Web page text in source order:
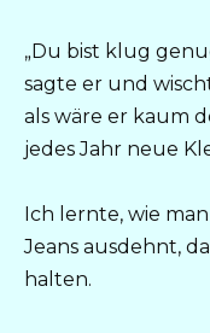
„Du bist klug
sagte er und
als wäre er kaum
jedes Jahr neue
Ich lernte, wie
Jeans ausdehnt,
halten.